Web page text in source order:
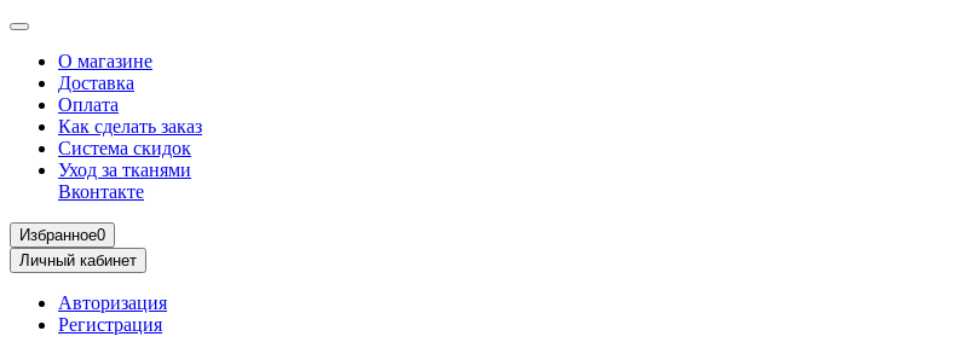
О магазине
Доставка
Оплата
Как сделать заказ
Система скидок
Уход за тканями
Вконтакте
Избранное0
Личный кабинет
Авторизация
Регистрация